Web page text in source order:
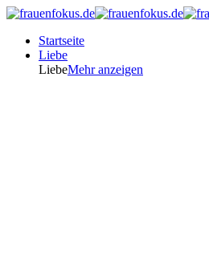
Startseite
Liebe
LiebeMehr anzeigen